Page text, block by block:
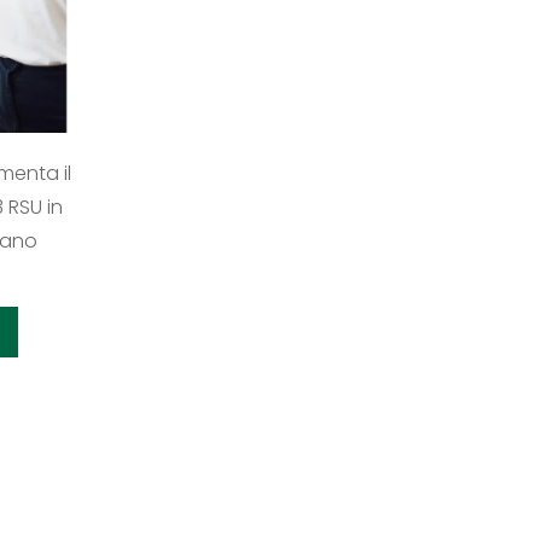
il
in